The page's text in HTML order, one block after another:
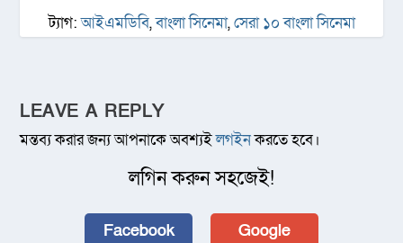
ট্যাগ:আইএমডিবি,বাংলা সিনেমা,সেরা ১০ বাংলা সিনেমা
LEAVE A REPLY
মন্তব্য করার জন্য আপনাকে অবশ্যইলগইনকরতে হবে।
লগিন করুন সহজেই!
Facebook Google